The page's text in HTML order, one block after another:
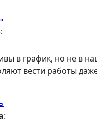
:
в график, но не в
вести работы
: